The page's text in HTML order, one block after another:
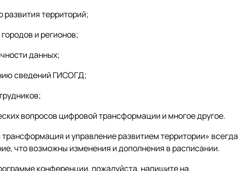
развития территорий;
и регионов;
данных;
сведений ГИСОГД;
вопросов цифровой трансформации и многое другое.
и управление развитием территории» всегда
что возможны изменения и дополнения в расписании.
конференции, пожалуйста, напишите на